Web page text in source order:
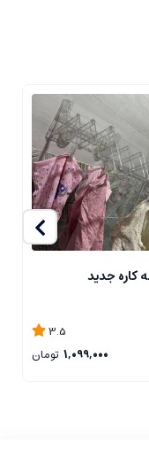
کاره جدید
3.5
1,099,000 تومان